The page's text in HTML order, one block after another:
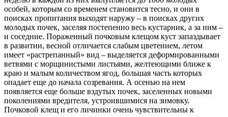
особей, которым со временем становится тесно, и они в
поисках пропитания выходят наружу – в поисках других
молодых почек, заселяя постепенно весь кустарник, а за ним –
и соседние. Пораженный почковым клещом куст запаздывает
в развитии, весной отличается слабым цветением, летом
имеет «растрепанный» вид – выделяется деформированными
ветвями с морщинистыми листьями, желтеющими ближе к
краю и малым количеством ягод, большая часть которых
опадает еще до начала созревания. А осенью на нем
появляется еще больше вздутых почек, заселенных новыми
поколениями вредителя, устроившимися на зимовку.
Почковой клещ и его личинки очень чувствительны к